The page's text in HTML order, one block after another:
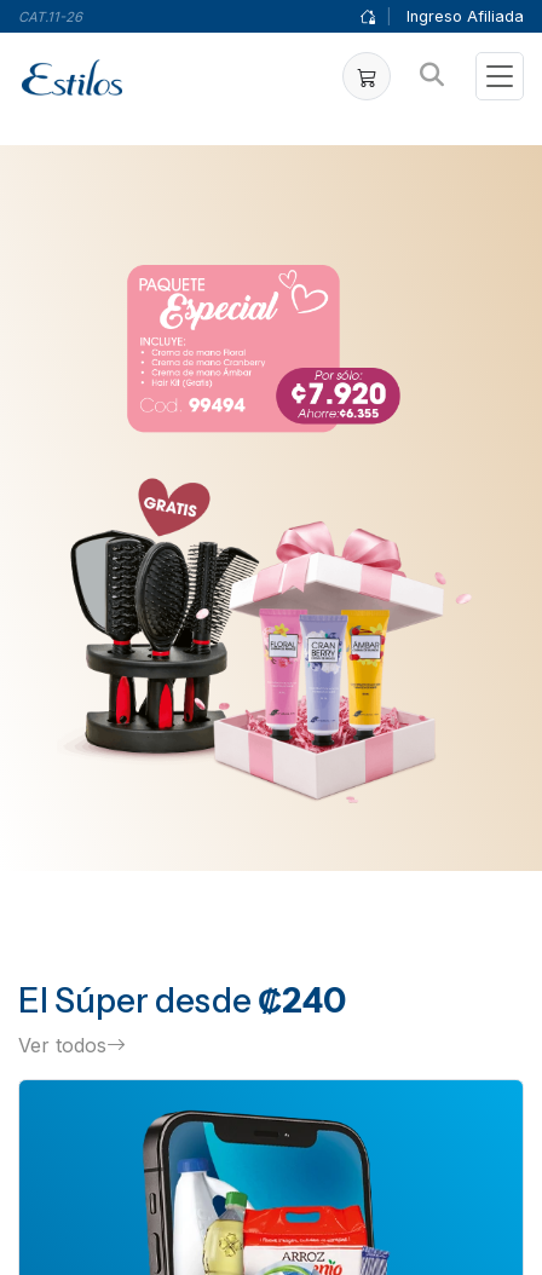
CAT.11-26 Ingreso Afiliada
El Súper desde ₡240
Ver todos